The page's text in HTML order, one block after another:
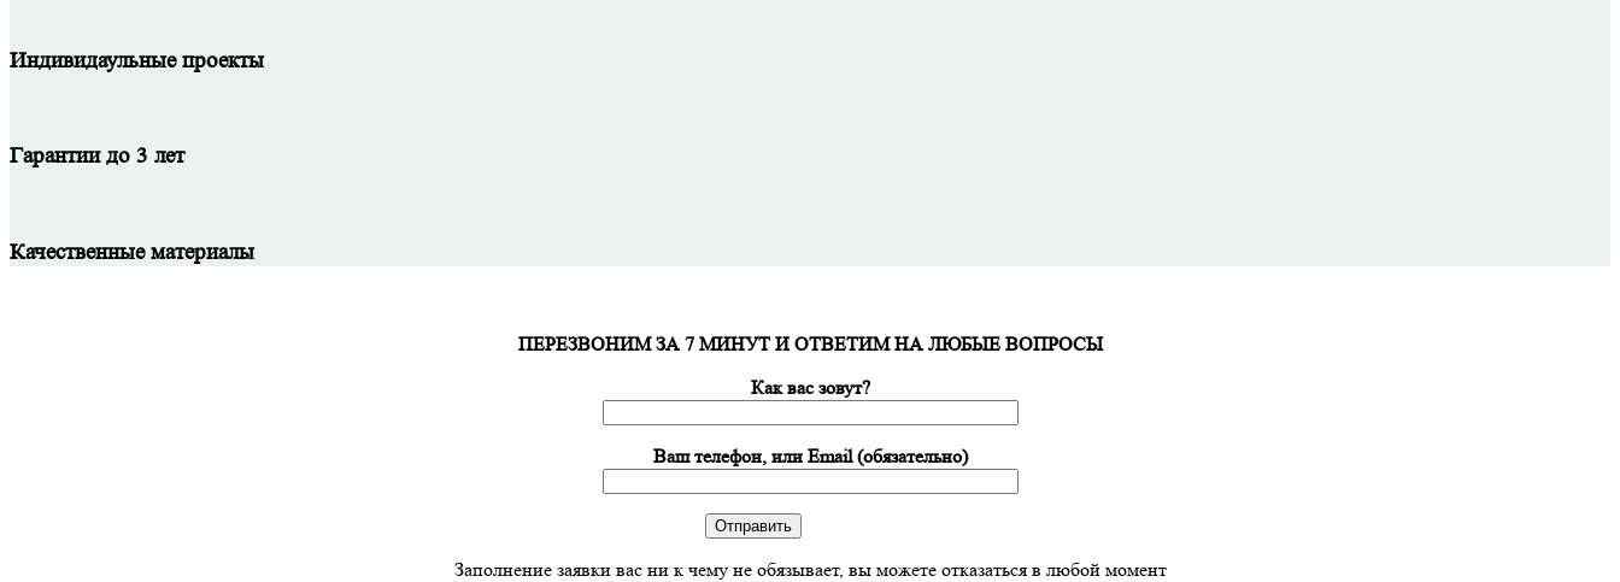
Индивидаульные проекты
Гарантии до 3 лет
Качественные материалы
ПЕРЕЗВОНИМ ЗА 7 МИНУТ И ОТВЕТИМ НА ЛЮБЫЕ ВОПРОСЫ
Как вас зовут?
Ваш телефон, или Email (обязательно)
Заполнение заявки вас ни к чему не обязывает, вы можете отказаться в любой момент